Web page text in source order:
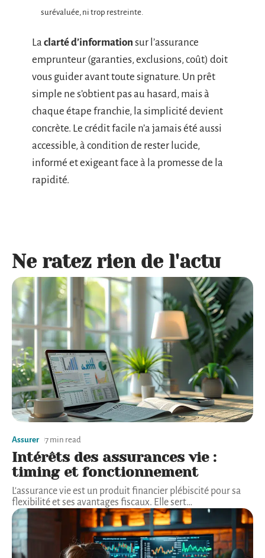
surévaluée, ni trop restreinte.
La clarté d’information sur l’assurance
emprunteur (garanties, exclusions, coût) doit
vous guider avant toute signature. Un prêt
simple ne s’obtient pas au hasard, mais à
chaque étape franchie, la simplicité devient
concrète. Le crédit facile n’a jamais été aussi
accessible, à condition de rester lucide,
informé et exigeant face à la promesse de la
rapidité.
Ne ratez rien de l'actu
Assurer 7 min read
Intérêts des assurances vie :
timing et fonctionnement
L'assurance vie est un produit financier plébiscité pour sa
flexibilité et ses avantages fiscaux. Elle sert…